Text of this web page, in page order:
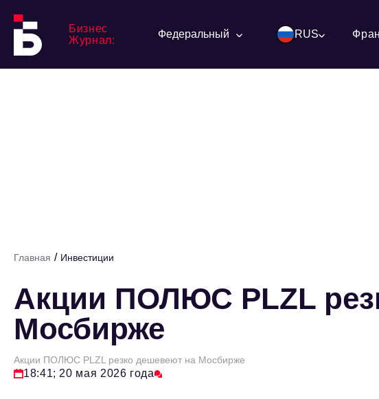
Бизнес
Журнал:
Федеральный RUS
Главная / Инвестиции
Акции ПОЛЮС PLZL
Мосбирже
Акции ПОЛЮС PLZL резко дешевеют на Мосбирже
18:41; 20 мая 2026 года